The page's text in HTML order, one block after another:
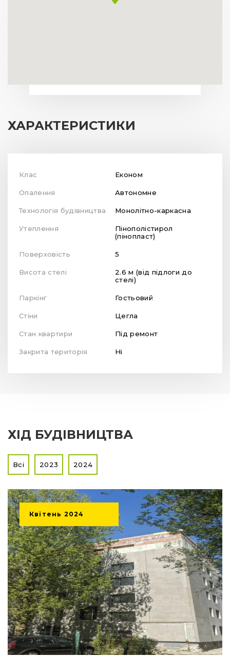
ХАРАКТЕРИСТИКИ
Клас Економ
Опалення Автономне
Технологія будівництва Монолітно-каркасна
Утеплення
Пінополістирол
(пінопласт)
Поверховість 5
Висота стелі
2.6 м (від підлоги до
стелі)
Паркінг Гостьовий
Стіни Цегла
Стан квартири Під ремонт
Закрита територія Ні
ХІД БУДІВНИЦТВА
Всі 2023 2024
Квітень 2024